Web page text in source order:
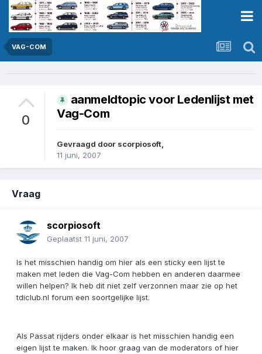
VAG-COM
0
aanmeldtopic voor Ledenlijst met
Vag-Com
Gevraagd door scorpiosoft,
11 juni, 2007
Vraag
scorpiosoft
Geplaatst 11 juni, 2007
Is het misschien handig om hier als een sticky een lijst te
maken met leden die Vag-Com hebben en anderen daarmee
willen helpen? Ik heb dit niet zelf verzonnen maar zie op het
tdiclub.nl forum een soortgelijke lijst.
Als Passat rijders onder elkaar is het misschien handig een
eigen lijst te maken. Ik hoor graag van de moderators of hier